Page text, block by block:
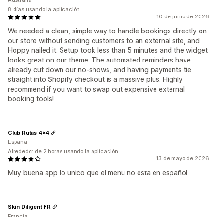
CSS personalizado
10 de junio de 2026
We needed a clean, simple way to handle bookings directly on
our store without sending customers to an external site, and
Hoppy nailed it. Setup took less than 5 minutes and the widget
looks great on our theme. The automated reminders have
already cut down our no-shows, and having payments tie
straight into Shopify checkout is a massive plus. Highly
recommend if you want to swap out expensive external
booking tools!
8 días usando la aplicación
13 de mayo de 2026
Muy buena app lo unico que el menu no esta en español
Club Rutas 4x4
España
Alrededor de 2 horas usando la aplicación
Skin Diligent FR